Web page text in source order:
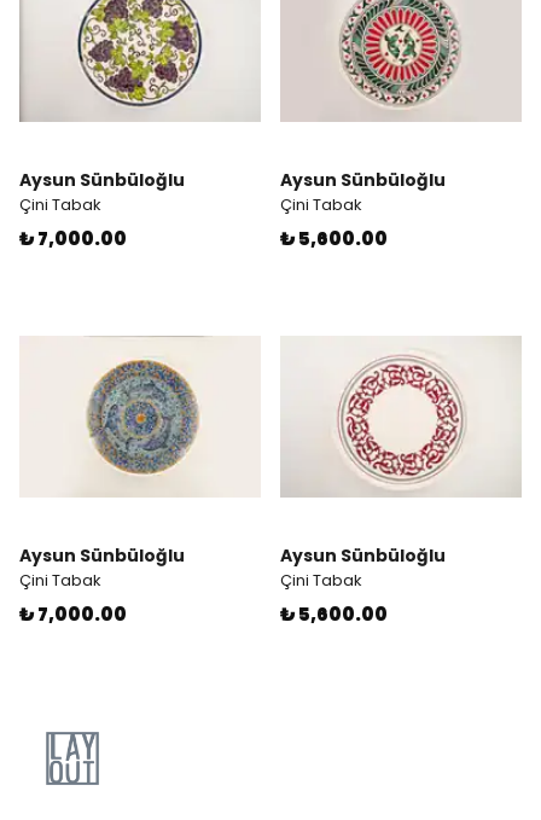
Aysun Sünbüloğlu
Çini Tabak
₺ 7,000.00
Aysun Sünbüloğlu
Çini Tabak
₺ 5,600.00
Aysun Sünbüloğlu
Çini Tabak
₺ 7,000.00
Aysun Sünbüloğlu
Çini Tabak
₺ 5,600.00